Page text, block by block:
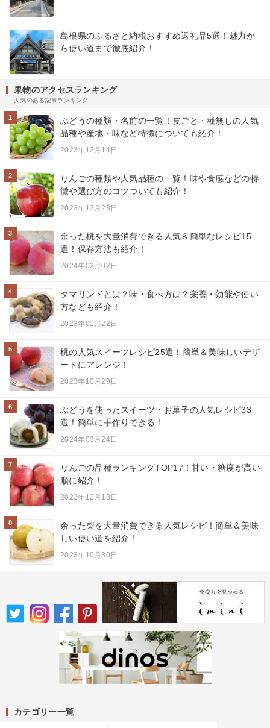
島根県のふるさと納税おすすめ返礼品5選！魅力か
ら使い道まで徹底紹介！
果物のアクセスランキング
人気のある記事ランキング
1
ぶどうの種類・名前の一覧！皮ごと・種無しの人気
品種や産地・味など特徴についても紹介！
2023年12月14日
2
りんごの種類や人気品種の一覧！味や食感などの特
徴や選び方のコツついても紹介！
2023年12月23日
3
余った桃を大量消費できる人気＆簡単なレシピ15
選！保存方法も紹介！
2024年02月02日
4
タマリンドとは？味・食べ方は？栄養・効能や使い
方なども紹介！
2023年01月22日
5
桃の人気スイーツレシピ25選！簡単＆美味しいデザ
ートにアレンジ！
2023年10月29日
6
ぶどうを使ったスイーツ・お菓子の人気レシピ33
選！簡単に手作りできる！
2024年03月24日
7
りんごの品種ランキングTOP17！甘い・糖度が高い
順に紹介！
2023年12月13日
8
余った梨を大量消費できる人気レシピ！簡単＆美味
しい使い道を紹介！
2023年10月30日
カテゴリー一覧